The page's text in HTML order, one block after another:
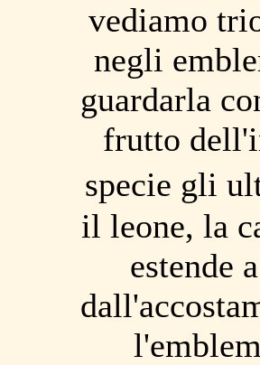
vediamo
negli
guardarla
frutto
specie gli
il leone, la
estende